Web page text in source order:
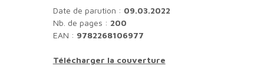
Date de parution : 09.03.2022
Nb. de pages : 200
EAN : 9782268106977
Télécharger la couverture